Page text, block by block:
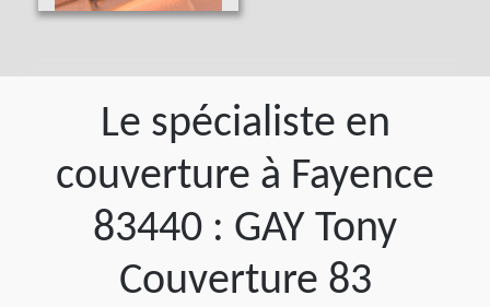
Le spécialiste en
couverture à Fayence
83440 : GAY Tony
Couverture 83